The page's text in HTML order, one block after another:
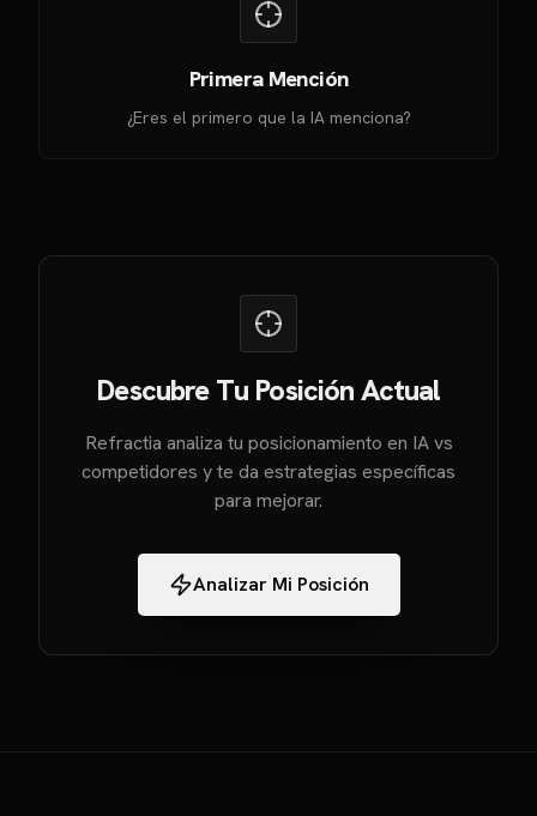
Primera Mención
¿Eres el primero que la IA menciona?
Descubre Tu Posición Actual
Refractia analiza tu posicionamiento en IA vs
competidores y te da estrategias específicas
para mejorar.
Analizar Mi Posición